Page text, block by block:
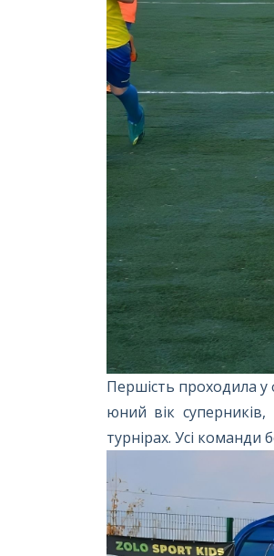
Першість проходила у
юний вік
турнірах. Усі команди